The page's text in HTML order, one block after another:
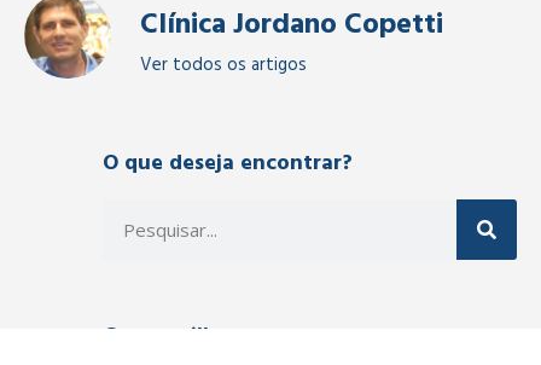
Clínica Jordano Copetti
Ver todos os artigos
O que deseja encontrar?
Compartilhe